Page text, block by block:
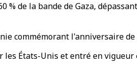
de la bande de Gaza,
commémorant l'anniversaire de
États-Unis et entré en